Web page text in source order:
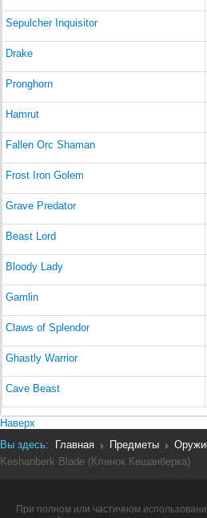
Sepulcher Inquisitor
Drake
Pronghorn
Hamrut
Fallen Orc Shaman
Frost Iron Golem
Grave Predator
Beast Lord
Bloody Lady
Gamlin
Claws of Splendor
Ghastly Warrior
Cave Beast
Наверх
Вы здесь:
Главная Предметы
Keshanberk Blade (Клинок Кешанберка)
При полном или частичном